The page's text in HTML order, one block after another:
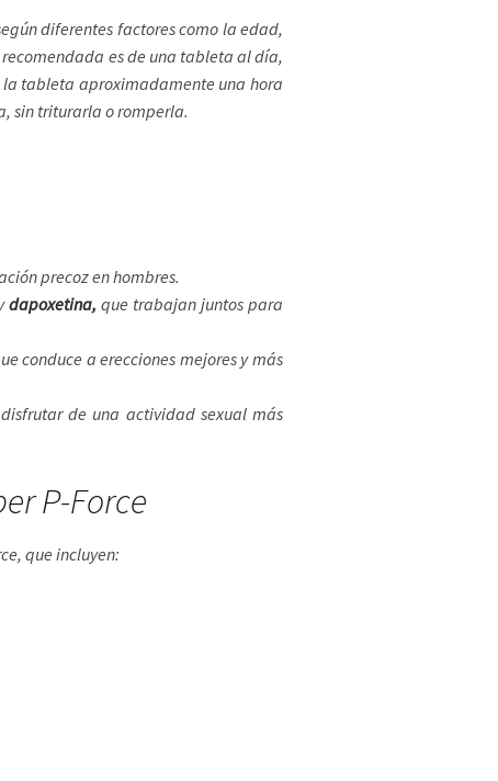
diferentes factores como la edad,
es de una tableta al día,
tableta aproximadamente una hora
sin triturarla o romperla.
precoz en hombres.
dapoxetina, que trabajan juntos para
conduce a erecciones mejores y más
de una actividad sexual más
P-Force
que incluyen: